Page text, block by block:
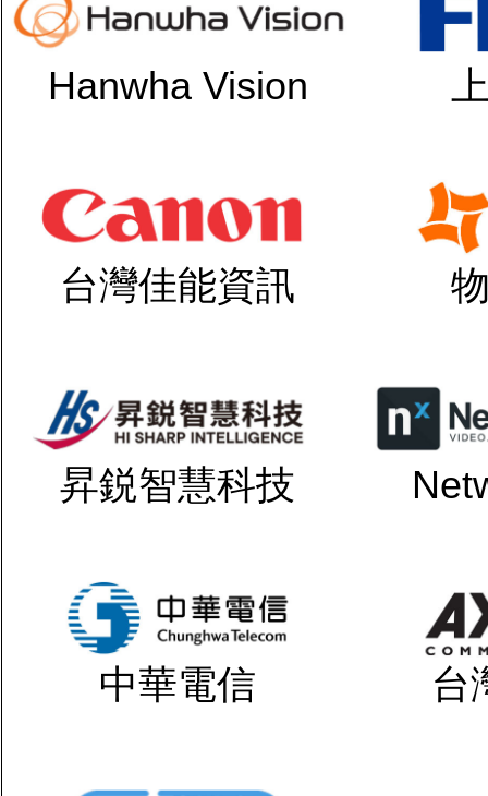
Hanwha Vision
台灣佳能資訊
昇鋭智慧科技
中華電信 台